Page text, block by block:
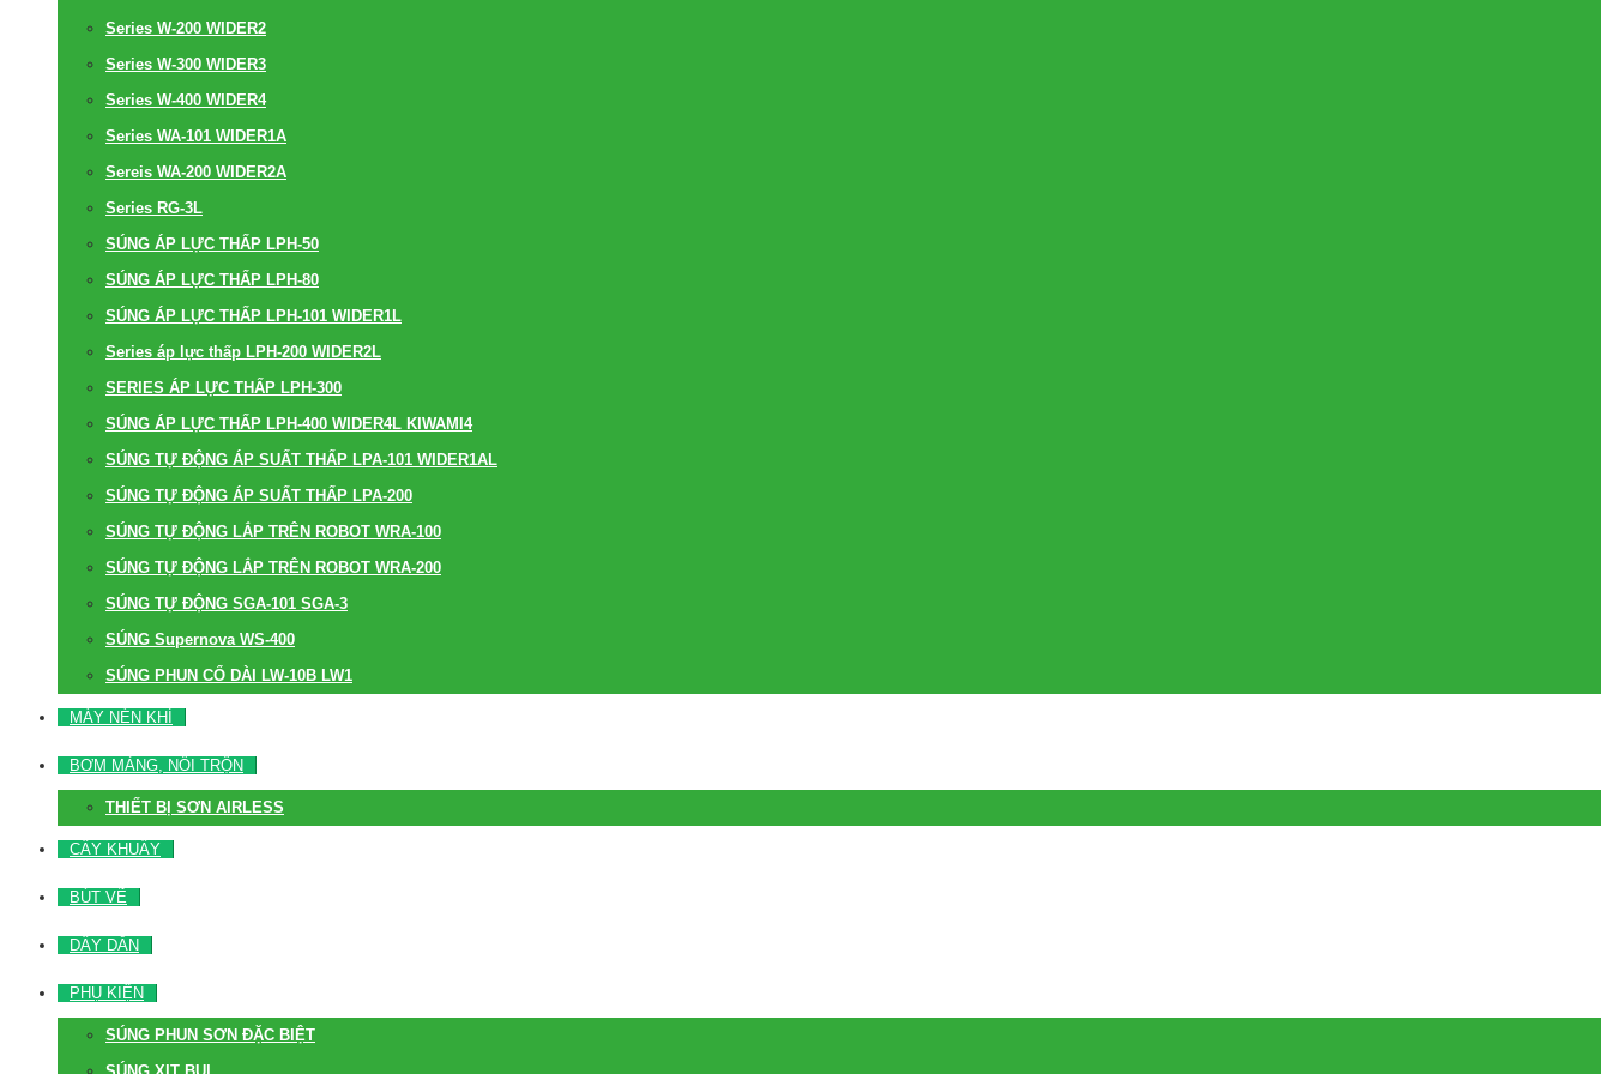
Series W-200 WIDER2
Series W-300 WIDER3
Series W-400 WIDER4
Series WA-101 WIDER1A
Sereis WA-200 WIDER2A
Series RG-3L
SÚNG ÁP LỰC THẤP LPH-50
SÚNG ÁP LỰC THẤP LPH-80
SÚNG ÁP LỰC THẤP LPH-101 WIDER1L
Series áp lực thấp LPH-200 WIDER2L
SERIES ÁP LỰC THẤP LPH-300
SÚNG ÁP LỰC THẤP LPH-400 WIDER4L KIWAMI4
SÚNG TỰ ĐỘNG ÁP SUẤT THẤP LPA-101 WIDER1AL
SÚNG TỰ ĐỘNG ÁP SUẤT THẤP LPA-200
SÚNG TỰ ĐỘNG LẮP TRÊN ROBOT WRA-100
SÚNG TỰ ĐỘNG LẮP TRÊN ROBOT WRA-200
SÚNG TỰ ĐỘNG SGA-101 SGA-3
SÚNG Supernova WS-400
SÚNG PHUN CỔ DÀI LW-10B LW1
MÁY NÉN KHÍ
BƠM MÀNG, NỒI TRỘN
THIẾT BỊ SƠN AIRLESS
CÂY KHUẤY
BÚT VẼ
DÂY DẪN
PHỤ KIỆN
SÚNG PHUN SƠN ĐẶC BIỆT